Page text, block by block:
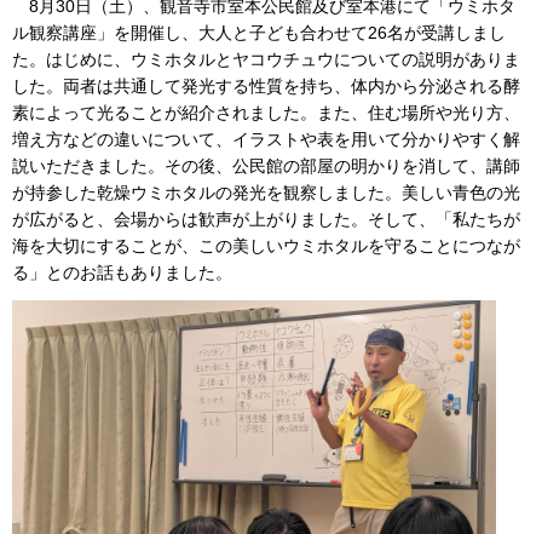
8月30日（土）、観音寺市室本公民館及び室本港にて「ウミホタ
ル観察講座」を開催し、大人と子ども合わせて26名が受講しまし
た。はじめに、ウミホタルとヤコウチュウについての説明がありま
した。両者は共通して発光する性質を持ち、体内から分泌される酵
素によって光ることが紹介されました。また、住む場所や光り方、
増え方などの違いについて、イラストや表を用いて分かりやすく解
説いただきました。その後、公民館の部屋の明かりを消して、講師
が持参した乾燥ウミホタルの発光を観察しました。美しい青色の光
が広がると、会場からは歓声が上がりました。そして、「私たちが
海を大切にすることが、この美しいウミホタルを守ることにつなが
る」とのお話もありました。